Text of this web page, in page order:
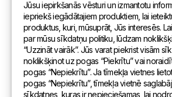
Pārstāvniecības
Adrese
Andreja Pumpura iela 104B,
Jūsu iepirkšanās vēsturi un izmantotu
iepriekš iegādātajiem produktiem, lai
produktus, kuri, mūsuprāt, Jūs interesēs.
par mūsu sīkdatņu politiku, lūdzam
“Uzzināt vairāk”. Jūs varat piekrist visām
noklikšķinot uz pogas “Piekrītu” vai
pogas “Nepiekrītu”. Ja tīmekļa vietnes
pogas “Nepiekrītu”, tīmekļa vietnē
sīkdatnes, kuras ir nepieciešamas, lai